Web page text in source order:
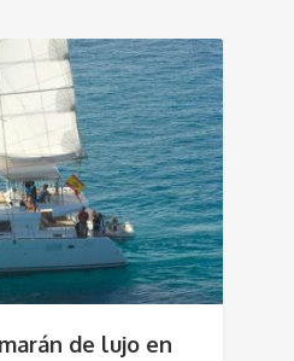
de lujo en